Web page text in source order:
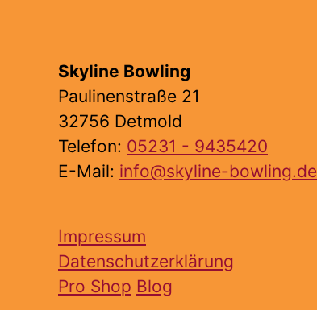
Skyline Bowling
Paulinenstraße 21
32756 Detmold
Telefon: 05231 - 9435420
E-Mail: info@skyline-bowling.de
Impressum
Datenschutzerklärung
Pro Shop Blog